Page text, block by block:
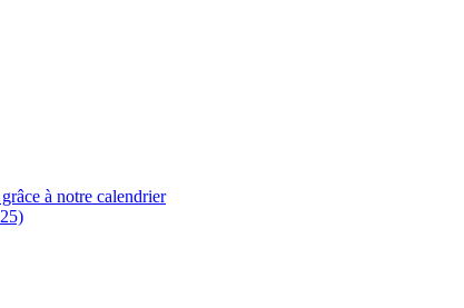
à notre calendrier